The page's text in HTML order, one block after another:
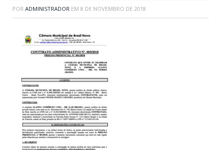
POR ADMINISTRADOR EM 8 DE NOVEMBRO DE 2018